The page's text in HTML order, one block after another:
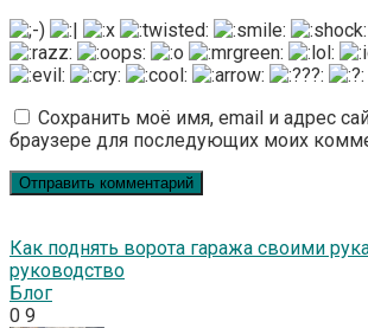
Сохранить моё имя, email и адрес
браузере для последующих моих
Как поднять ворота гаража своими
руководство
Блог
0 9